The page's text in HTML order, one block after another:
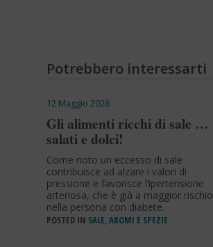
Potrebbero interessarti
12 Maggio 2026
Gli alimenti ricchi di sale …
salati e dolci!
Come noto un eccesso di sale
contribuisce ad alzare i valori di
pressione e favorisce l’ipertensione
arteriosa, che è già a maggior rischio
nella persona con diabete.
POSTED IN SALE, AROMI E SPEZIE